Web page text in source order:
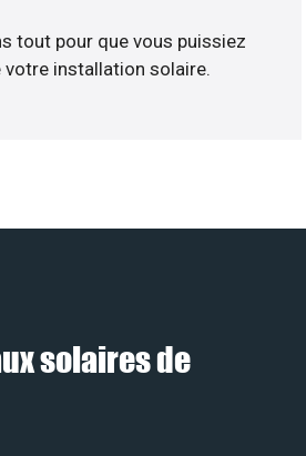
tout pour que vous puissiez
votre installation solaire.
solaires de